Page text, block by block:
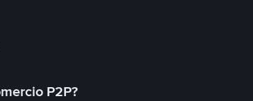
P2P?